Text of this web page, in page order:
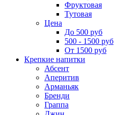
Фруктовая
Тутовая
Цена
До 500 руб
500 - 1500 руб
От 1500 руб
Крепкие напитки
Абсент
Аперитив
Арманьяк
Бренди
Граппа